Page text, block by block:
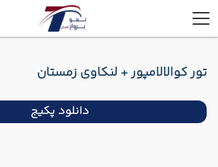
تور کوالالامپور + لنکاوی زمستان
دانلود پکیج